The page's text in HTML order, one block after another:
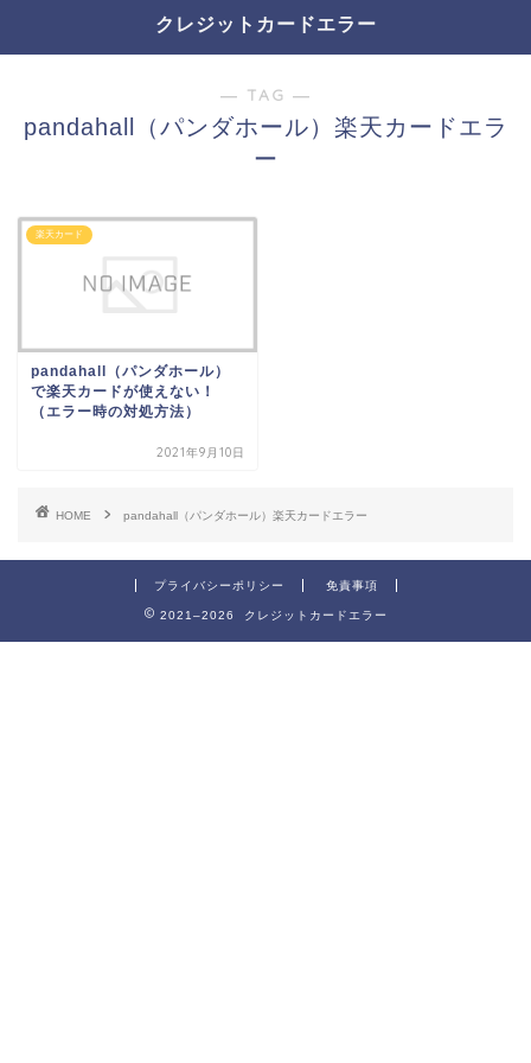
クレジットカードエラー
― TAG ―
pandahall（パンダホール）楽天カードエラ
ー
楽天カード
pandahall（パンダホール）
で楽天カードが使えない！
（エラー時の対処方法）
2021年9月10日
HOME pandahall（パンダホール）楽天カードエラー
プライバシーポリシー 免責事項
2021–2026 クレジットカードエラー